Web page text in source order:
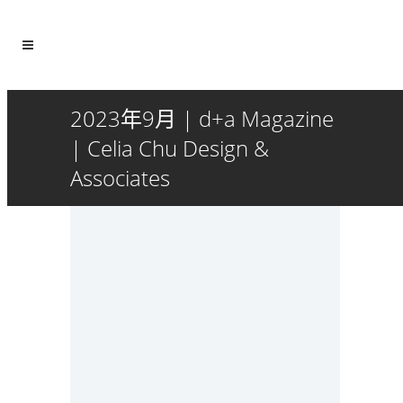
2023年9月 | d+a Magazine
| Celia Chu Design &
Associates